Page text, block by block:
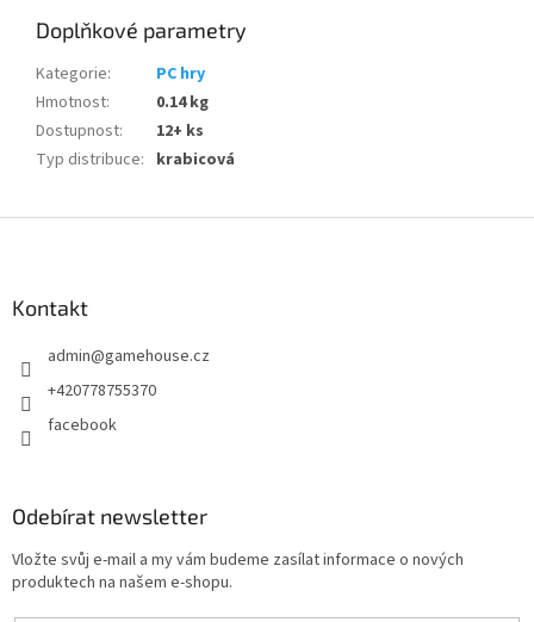
Doplňkové parametry
Kategorie:
PC hry
Hmotnost:
0.14 kg
Dostupnost:
12+ ks
Typ distribuce: krabicová
Kontakt
admin@gamehouse.cz
+420778755370
facebook
Odebírat newsletter
Vložte svůj e-mail a my vám budeme zasílat informace o nových
produktech na našem e-shopu.